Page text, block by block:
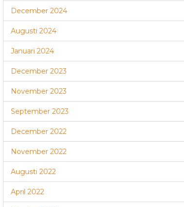
December 2024
Augusti 2024
Januari 2024
December 2023
November 2023
September 2023
December 2022
November 2022
Augusti 2022
April 2022